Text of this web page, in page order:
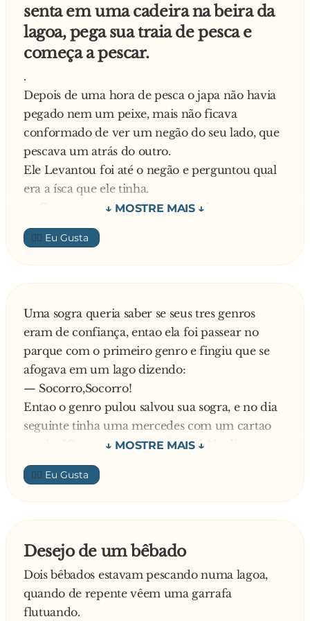
senta em uma cadeira na beira da
lagoa, pega sua traia de pesca e
começa a pescar.
.
Depois de uma hora de pesca o japa não havia
pegado nem um peixe, mais não ficava
conformado de ver um negão do seu lado, que
pescava um atrás do outro.
Ele Levantou foi até o negão e perguntou qual
era a ísca que ele tinha.
— Corte um pedaço do p**... e coloque no
anzol.. Disse o negão.
O japa voltou pro seu lugar e fez o teste. Não é
que deu certo...
Pegou um, dois, tres, foi pegando, um maior
Derrepente o japa pega seus peixes, e começa a
ir embora..
Aí o negão perguntou..
— Uai , japa ja vai embora?
O japa virou pra ele, e disse .
— Ísca de Japa acabou.
👍🏼
Uma sogra queria saber se seus tres genros
eram de confiança, entao ela foi passear no
parque com o primeiro genro e fingiu que se
afogava em um lago dizendo:
— Socorro,Socorro!
Entao o genro pulou salvou sua sogra, e no dia
seguinte tinha uma mercedes com um cartao
escrito "Com amor, da sua sogra". No dia
seguinte a sogra foi passear no parque com o
segundo genro, e, de novo, fingiu que se
afogava no lago dizendo:
— Socorro,Socorro!
seguinte tinha uma mercedes com um cartao
no qual estava escrito "Com amor, da sua sogra".
No dia seguinte foi a vez do terceiro genro, ele e
a sogra foram passear no parque quando a
👍🏼
Desejo de um bêbado
Dois bêbados estavam pescando numa lagoa,
quando de repente vêem uma garrafa
flutuando.